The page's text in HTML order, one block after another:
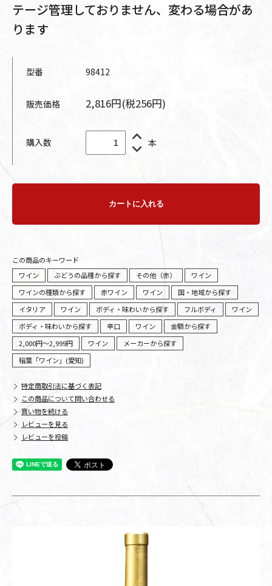
テージ管理しておりません、変わる場合があ
ります
型番 98412
販売価格 2,816円(税256円)
購入数 本
カートに入れる
この商品のキーワード
ワイン
ぶどうの品種から探す その他（赤）
ワイン
ワインの種類から探す
赤ワイン ワイン
国・地域から探す
イタリア
ワイン ボディ・味わいから探す フルボディ
ワイン
ボディ・味わいから探す
辛口 ワイン
金額から探す
2,000円～2,999円
ワイン
メーカーから探す
稲葉「ワイン」(愛知)
特定商取引法に基づく表記
この商品について問い合わせる
買い物を続ける
レビューを見る
レビューを投稿